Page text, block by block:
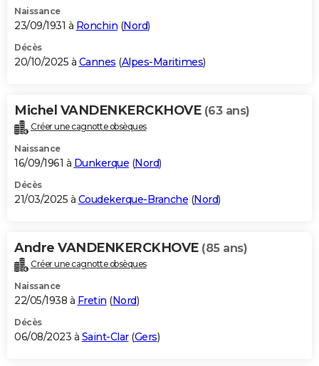
GUIDES D'ACHAT
BONS PLANS
CARTE DE VOEUX
Dictionnaire
Biographies
Citations
Expressions
Proverbes
PROGRAMME TV
COPAINS D'AVANT
S'inscrire
Se connecter
Lycées
Collèges
Primaires
Universités
Entreprises
Service militaire
Avis de recherche
AVIS DE DÉCÈS
Bricolage
Lifestyle
Culture
Television
Voyage
Naissance
23/09/1931 à Ronchin (Nord)
Décès
20/10/2025 à Cannes (Alpes-Maritimes)
Michel VANDENKERCKHOVE (63 ans)
Créer une cagnotte obsèques
Naissance
16/09/1961 à Dunkerque (Nord)
Décès
21/03/2025 à Coudekerque-Branche (Nord)
Andre VANDENKERCKHOVE (85 ans)
Créer une cagnotte obsèques
Naissance
22/05/1938 à Fretin (Nord)
Décès
06/08/2023 à Saint-Clar(Gers)